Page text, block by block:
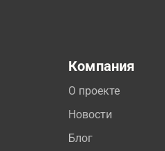
Компания
О проекте
Новости
Блог